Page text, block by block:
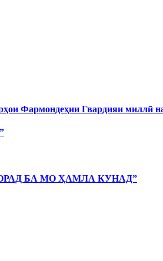
Фармондеҳии Гвардияи миллӣ
БА МО ҲАМЛА КУНАД”